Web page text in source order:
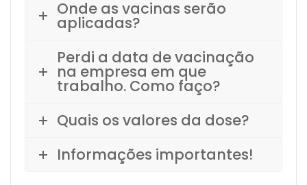
Onde as vacinas serão
aplicadas?
Perdi a data de vacinação
na empresa em que
trabalho. Como faço?
Quais os valores da dose?
Informações importantes!